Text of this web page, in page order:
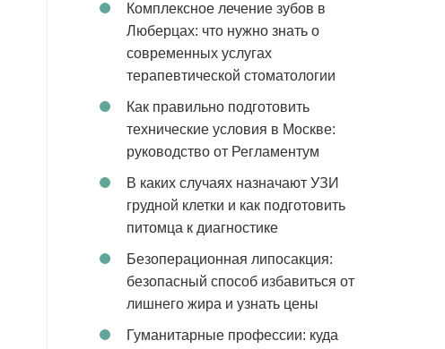
Комплексное лечение зубов в
Люберцах: что нужно знать о
современных услугах
терапевтической стоматологии
Как правильно подготовить
технические условия в Москве:
руководство от Регламентум
В каких случаях назначают УЗИ
грудной клетки и как подготовить
питомца к диагностике
Безоперационная липосакция:
безопасный способ избавиться от
лишнего жира и узнать цены
Гуманитарные профессии: куда